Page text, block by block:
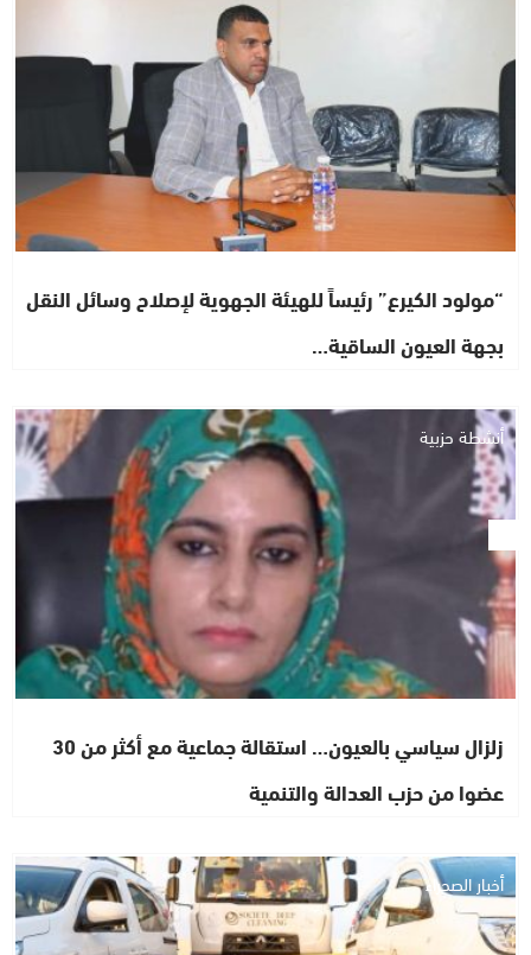
“مولود الكيرع” رئيساً للهيئة الجهوية لإصلاح وسائل النقل
بجهة العيون الساقية…
أنشطة حزبية
زلزال سياسي بالعيون… استقالة جماعية مع أكثر من 30
عضوا من حزب العدالة والتنمية
أخبار الصحراء